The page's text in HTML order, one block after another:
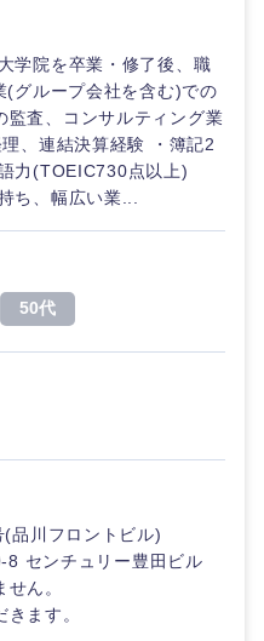
る
学院を卒業・修了後、職
(グループ会社を含む)での
監査、コンサルティング業
、連結決算経験 ・簿記2
力(TOEIC730点以上)
ち、幅広い業...
50代
品川フロントビル)
8 センチュリー豊田ビル
ん。
ます。